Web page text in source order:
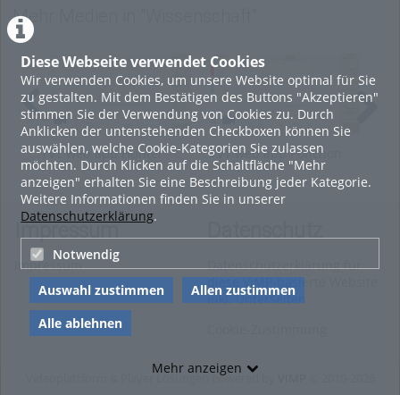
Diese Webseite verwendet Cookies
Wir verwenden Cookies, um unsere Website optimal für Sie
zu gestalten. Mit dem Bestätigen des Buttons "Akzeptieren"
stimmen Sie der Verwendung von Cookies zu. Durch
Anklicken der untenstehenden Checkboxen können Sie
auswählen, welche Cookie-Kategorien Sie zulassen
möchten. Durch Klicken auf die Schaltfläche "Mehr
anzeigen" erhalten Sie eine Beschreibung jeder Kategorie.
Weitere Informationen finden Sie in unserer
Datenschutzerklärung.
Notwendig
Auswahl zustimmen
Allen zustimmen
Alle ablehnen
Mehr anzeigen
Werkstoffwissenschaften
Mehr Medien in "Wissenschaft"
TVT web app Hunter
Nash
TVT web app Ponchon
Savarit
Impressum
Impressum
Datenschutzerklärung für
diese ViMP-basierte Website
inkl. Unterseiten
Videoplattform & Player Lösungen powered by